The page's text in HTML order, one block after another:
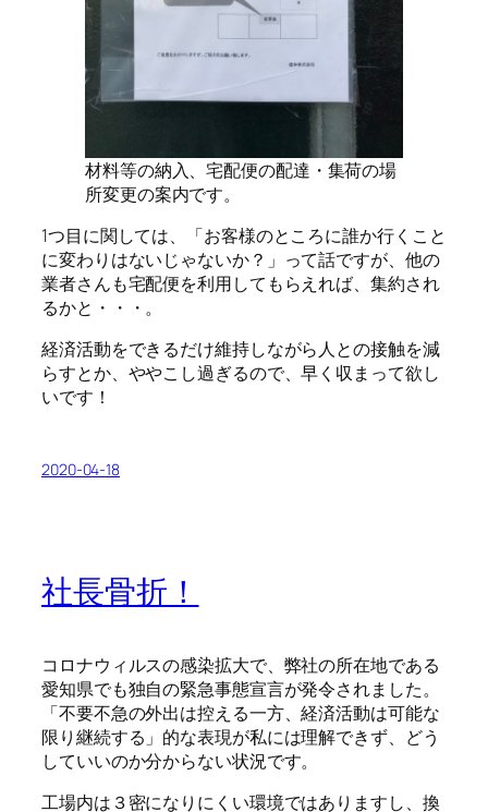
材料等の納入、宅配便の配達・集荷の場
所変更の案内です。
1つ目に関しては、「お客様のところに誰か行くこと
に変わりはないじゃないか？」って話ですが、他の
業者さんも宅配便を利用してもらえれば、集約され
るかと・・・。
経済活動をできるだけ維持しながら人との接触を減
らすとか、ややこし過ぎるので、早く収まって欲し
いです！
2020-04-18
社長骨折！
コロナウィルスの感染拡大で、弊社の所在地である
愛知県でも独自の緊急事態宣言が発令されました。
「不要不急の外出は控える一方、経済活動は可能な
限り継続する」的な表現が私には理解できず、どう
していいのか分からない状況です。
工場内は３密になりにくい環境ではありますし、換